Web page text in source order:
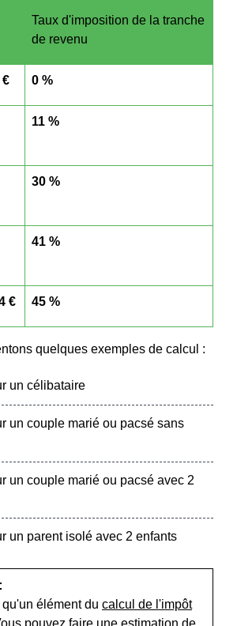
Taux d'imposition de la tranche
de revenu
€ 0 %
11 %
30 %
41 %
€ 45 %
quelques exemples de calcul :
un célibataire
un couple marié ou pacsé sans
un couple marié ou pacsé avec 2
un parent isolé avec 2 enfants
qu'un élément du calcul de l'impôt